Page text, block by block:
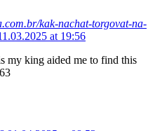
kak-nachat-torgovat-na-
at 19:56
my king aided me to find this